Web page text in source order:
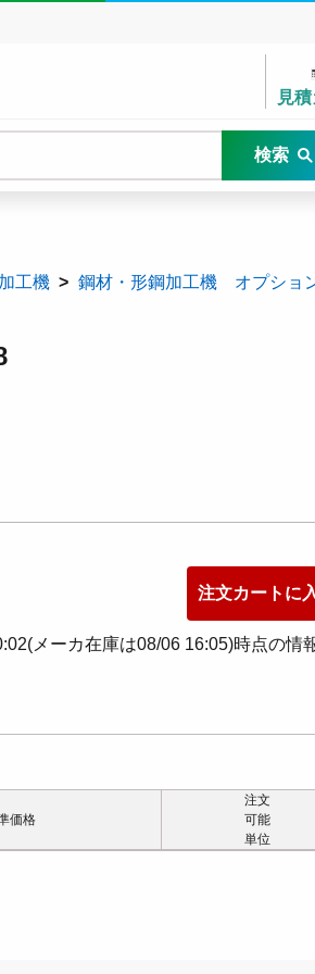
見
検索
工機 鋼材・形鋼加工機 オプショ
注文カートに
メーカ在庫は08/06 16:05)時点の情
価格
注文
可能
単位